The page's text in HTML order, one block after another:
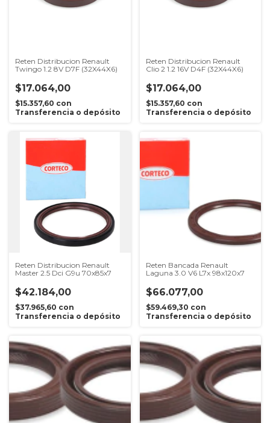
Reten Distribucion Renault
Twingo 1.2 8V D7F (32X44X6)
$17.064,00
$15.357,60 con
Transferencia o depósito
Reten Distribucion Renault
Clio 2 1.2 16V D4F (32X44X6)
$17.064,00
$15.357,60 con
Transferencia o depósito
Reten Distribucion Renault
Master 2.5 Dci G9u 70x85x7
$42.184,00
$37.965,60 con
Transferencia o depósito
Reten Bancada Renault
Laguna 3.0 V6 L7x 98x120x7
$66.077,00
$59.469,30 con
Transferencia o depósito